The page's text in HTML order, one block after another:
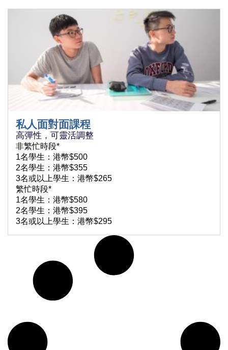
私人面對面課程
高彈性，可靈活調整
非繁忙時段*
1名學生：港幣$500
2名學生：港幣$355
3名或以上學生：港幣$265
繁忙時段*
1名學生：港幣$580
2名學生：港幣$395
3名或以上學生：港幣$295